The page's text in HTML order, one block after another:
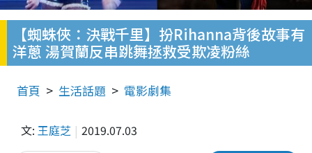
【蜘蛛俠：決戰千里】扮Rihanna背後故事有
洋蔥 湯賀蘭反串跳舞拯救受欺凌粉絲
首頁 生活話題 電影劇集
文: 王庭芝 2019.07.03